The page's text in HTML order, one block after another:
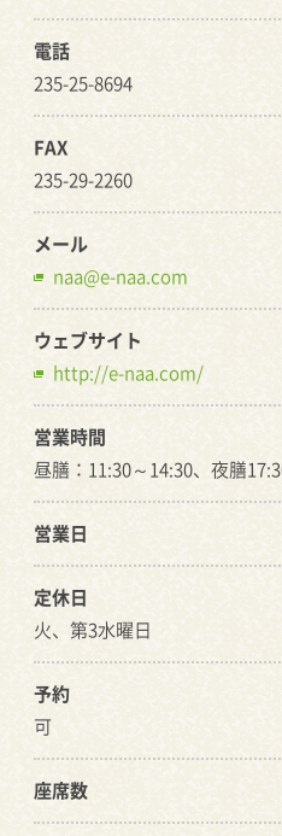
電話
235-25-8694
FAX
235-29-2260
メール
naa@e-naa.com
ウェブサイト
http://e-naa.com/
営業時間
昼膳：11:30～14:30、夜膳
営業日
定休日
火、第3水曜日
予約
可
座席数